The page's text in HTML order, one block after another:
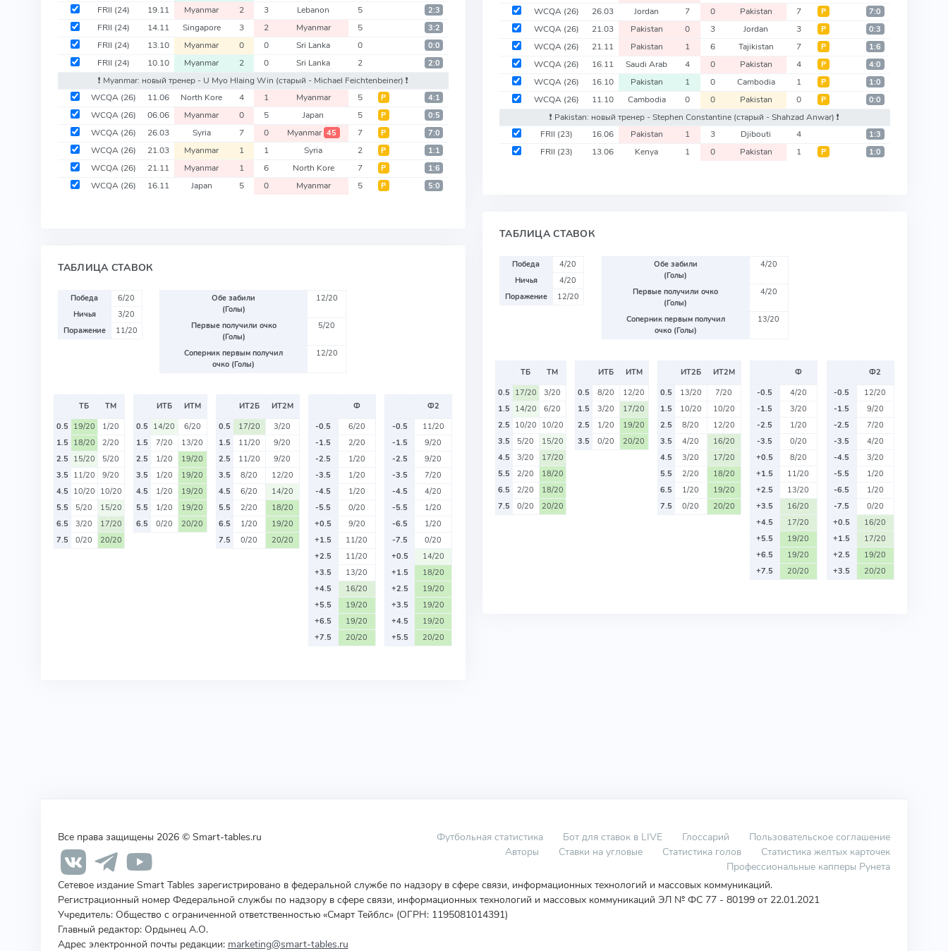
FRII (24) 19.11 Myanmar 2 3 Lebanon 5 2:3
FRII (24) 14.11 Singapore 3 2 Myanmar 5 3:2
FRII (24) 13.10 Myanmar 0 0 Sri Lanka 0 0:0
FRII (24) 10.10 Myanmar 2 0 Sri Lanka 2 2:0
❗️ Myanmar: новый тренер - U Myo Hlaing Win (старый - Michael Feichtenbeiner) ❗️
WCQA (26) 11.06 North Kore 4 1 Myanmar 5 Р 4:1
WCQA (26) 06.06 Myanmar 0 5 Japan 5 Р 0:5
WCQA (26) 26.03 Syria 7 0 Myanmar 45 7 Р 7:0
WCQA (26) 21.03 Myanmar 1 1 Syria 2 Р 1:1
WCQA (26) 21.11 Myanmar 1 6 North Kore 7 Р 1:6
WCQA (26) 16.11 Japan 5 0 Myanmar 5 Р 5:0
ТАБЛИЦА СТАВОК
Победа
6/20
Ничья
3/20
Поражение
11/20
Обе забили
(Голы)
12/20
Первые получили очко
(Голы)
5/20
Соперник первым получил
очко (Голы)
12/20
ТБ
ТМ
0.5 19/20
1/20
1.5 18/20
2/20
2.5 15/20
5/20
3.5 11/20
9/20
4.5 10/20 10/20
5.5
5/20
15/20
6.5
3/20
17/20
7.5
0/20 20/20
ИТБ
ИТМ
0.5 14/20
6/20
1.5
7/20
13/20
2.5
1/20
19/20
3.5
1/20
19/20
4.5
1/20
19/20
5.5
1/20
19/20
6.5
0/20 20/20
ИТ2Б
ИТ2М
0.5
17/20
3/20
1.5
11/20
9/20
2.5
11/20
9/20
3.5
8/20
12/20
4.5
6/20
14/20
5.5
2/20
18/20
6.5
1/20
19/20
7.5
0/20 20/20
Ф
-0.5
6/20
-1.5
2/20
-2.5
1/20
-3.5
1/20
-4.5
1/20
-5.5
0/20
+0.5
9/20
+1.5
11/20
+2.5
11/20
+3.5
13/20
+4.5
16/20
+5.5
19/20
+6.5
19/20
+7.5
20/20
Ф2
-0.5
11/20
-1.5
9/20
-2.5
9/20
-3.5
7/20
-4.5
4/20
-5.5
1/20
-6.5
1/20
-7.5
0/20
+0.5
14/20
+1.5
18/20
+2.5
19/20
+3.5
19/20
+4.5
19/20
+5.5
20/20
WCQA (26) 26.03 Jordan 7 0 Pakistan 7 Р 7:0
WCQA (26) 21.03 Pakistan 0 3 Jordan 3 Р 0:3
WCQA (26) 21.11 Pakistan 1 6 Tajikistan 7 Р 1:6
WCQA (26) 16.11 Saudi Arab 4 0 Pakistan 4 Р 4:0
WCQA (26) 16.10 Pakistan 1 0 Cambodia 1 Р 1:0
WCQA (26) 11.10 Cambodia 0 0 Pakistan 0 Р 0:0
❗️ Pakistan: новый тренер - Stephen Constantine (старый - Shahzad Anwar) ❗️
FRII (23) 16.06 Pakistan 1 3 Djibouti 4 1:3
FRII (23) 13.06 Kenya 1 0 Pakistan 1 Р 1:0
ТАБЛИЦА СТАВОК
Победа
4/20
Ничья
4/20
Поражение
12/20
Обе забили
(Голы)
4/20
Первые получили очко
(Голы)
4/20
Соперник первым получил
очко (Голы)
13/20
ТБ
ТМ
0.5 17/20
3/20
1.5 14/20
6/20
2.5 10/20 10/20
3.5
5/20
15/20
4.5
3/20
17/20
5.5
2/20
18/20
6.5
2/20
18/20
7.5
0/20 20/20
ИТБ
ИТМ
0.5
8/20
12/20
1.5
3/20
17/20
2.5
1/20
19/20
3.5
0/20 20/20
ИТ2Б
ИТ2М
0.5
13/20
7/20
1.5
10/20
10/20
2.5
8/20
12/20
3.5
4/20
16/20
4.5
3/20
17/20
5.5
2/20
18/20
6.5
1/20
19/20
7.5
0/20 20/20
Ф
-0.5
4/20
-1.5
3/20
-2.5
1/20
-3.5
0/20
+0.5
8/20
+1.5
11/20
+2.5
13/20
+3.5
16/20
+4.5
17/20
+5.5
19/20
+6.5
19/20
+7.5
20/20
Ф2
-0.5
12/20
-1.5
9/20
-2.5
7/20
-3.5
4/20
-4.5
3/20
-5.5
1/20
-6.5
1/20
-7.5
0/20
+0.5
16/20
+1.5
17/20
+2.5
19/20
+3.5
20/20
Все права защищены 2026 © Smart-tables.ru Футбольная статистика Бот для ставок в LIVE Глоссарий
Пользовательское соглашение
Авторы
Ставки на угловые Статистика голов
Статистика желтых карточек
Профессиональные капперы Рунета
Сетевое издание Smart Tables зарегистрировано в федеральной службе по надзору в сфере связи, информационных технологий и массовых коммуникаций.
Регистрационный номер Федеральной службы по надзору в сфере связи, информационных технологий и массовых коммуникаций ЭЛ № ФС 77 - 80199 от 22.01.2021
Учредитель: Общество с ограниченной ответственностью «Смарт Тейблс» (ОГРН: 1195081014391)
Главный редактор: Ордынец А.О.
Адрес электронной почты редакции: marketing@smart-tables.ru